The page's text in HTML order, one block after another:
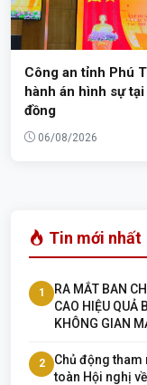
Công an tỉnh Phú
hành án hình sự
đồng
06/08/2026
Tin mới nhất
1
RA MẮT BAN
CAO HIỆU QUẢ
KHÔNG GIAN
2
Chủ động tham
toàn Hội nghị